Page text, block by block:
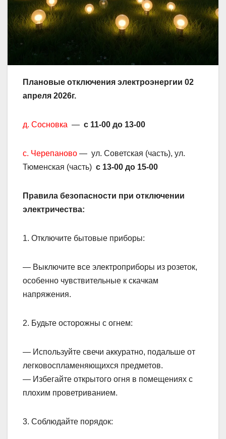
Плановые отключения электроэнергии 02
апреля 2026г.
д. Сосновка — с 11-00 до 13-00
с. Черепаново — ул. Советская (часть), ул.
Тюменская (часть) с 13-00 до 15-00
Правила безопасности при отключении
электричества:
1. Отключите бытовые приборы:
— Выключите все электроприборы из розеток,
особенно чувствительные к скачкам
напряжения.
2. Будьте осторожны с огнем:
— Используйте свечи аккуратно, подальше от
легковоспламеняющихся предметов.
— Избегайте открытого огня в помещениях с
плохим проветриванием.
3. Соблюдайте порядок: